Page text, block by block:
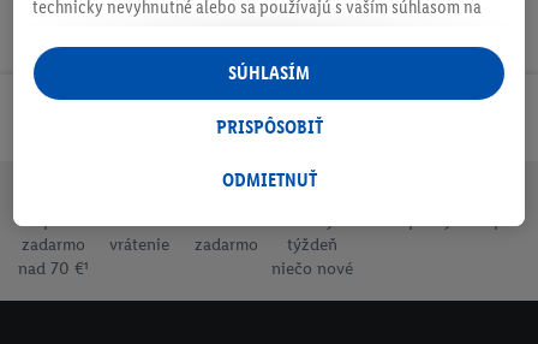
Odoberaj Newsletter!
zadarmo
nad 70 €¹
vrátenie
zadarmo
týždeň
niečo nové
technicky nevyhnutné alebo sa používajú s vaším súhlasom na
personalizovanú reklamu v rámci služieb Lidl aj mimo nich. Ak
ste účastníkom programu Lidl Plus, na tieto účely sa spracúvajú
aj údaje z vášho nákupného správania v obchode.
následne si vytvoríte účet Lidl Plus alebo sa prihlásite do svojho
tiež vytvoriť špeciálny online identifikátor z e-mailovej adresy,
ktorú tam uvediete, aby sme vás mohli rozpoznať v službách
ODMIETNUŤ
PRISPÔSOBIŤ
SÚHLASÍM